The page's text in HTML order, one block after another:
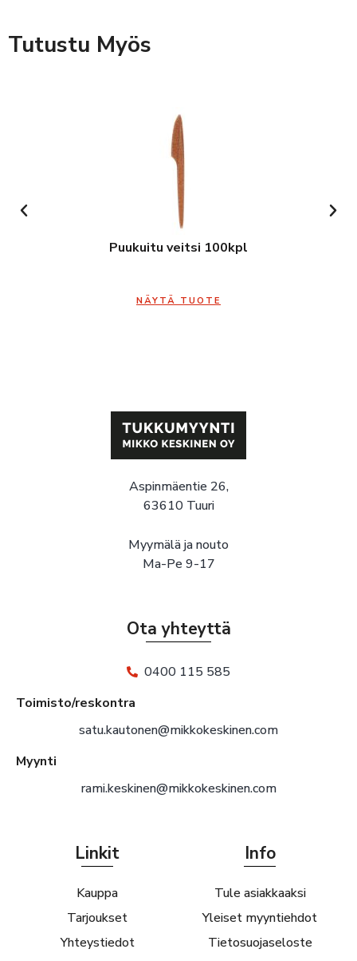
Tutustu Myös
Puukuitu veitsi 100kpl
NÄYTÄ TUOTE
Aspinmäentie 26,
63610 Tuuri
Myymälä ja nouto
Ma-Pe 9-17
Ota yhteyttä
0400 115 585
Toimisto/reskontra
satu.kautonen@mikkokeskinen.com
Myynti
rami.keskinen@mikkokeskinen.com
Linkit
Kauppa
Tarjoukset
Yhteystiedot
Info
Tule asiakkaaksi
Yleiset myyntiehdot
Tietosuojaseloste